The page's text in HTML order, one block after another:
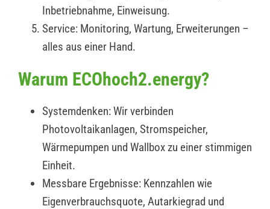
Inbetriebnahme, Einweisung.
Service: Monitoring, Wartung, Erweiterungen –
alles aus einer Hand.
Warum ECOhoch2.energy?
Systemdenken: Wir verbinden
Photovoltaikanlagen, Stromspeicher,
Wärmepumpen und Wallbox zu einer stimmigen
Einheit.
Messbare Ergebnisse: Kennzahlen wie
Eigenverbrauchsquote, Autarkiegrad und